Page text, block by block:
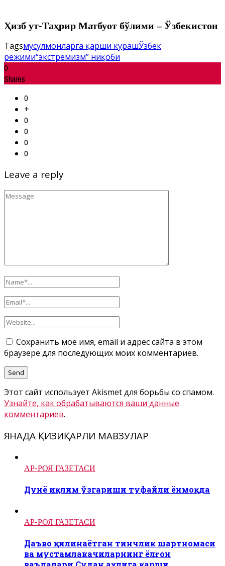
Ҳизб ут-Таҳрир Матбуот бўлими – Ўзбекистон
Tagsмусулмонларга қарши курашЎзбек
режими“экстремизм” ниқоби
0
Shares
0
+
0
0
0
0
Leave a reply
Сохранить моё имя, email и адрес сайта в этом
браузере для последующих моих комментариев.
Этот сайт использует Akismet для борьбы со спамом.
Узнайте, как обрабатываются ваши данные
комментариев.
ЯНАДА ҚИЗИҚАРЛИ МАВЗУЛАР
АР-РОЯ ГАЗЕТАСИ
Дунё иқлим ўзгариши туфайли ёнмоқда
АР-РОЯ ГАЗЕТАСИ
Даъво қилинаётган тинчлик шартномаси
ва мустамлакачиларнинг ёлғон